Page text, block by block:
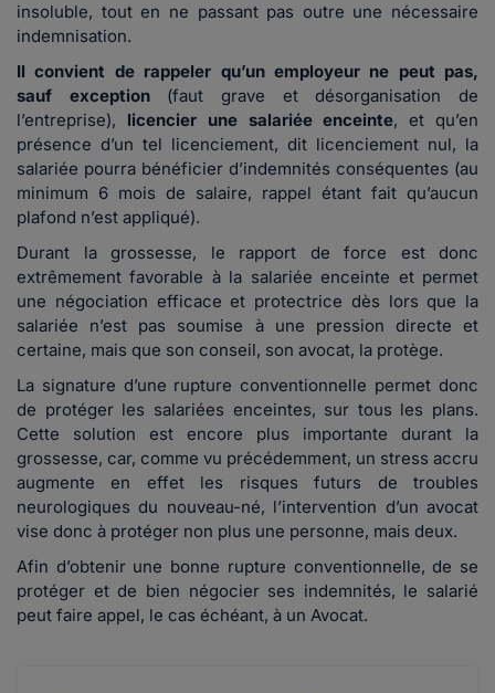
insoluble, tout en ne passant pas outre une nécessaire
indemnisation.
Il convient de rappeler qu’un employeur ne peut pas,
sauf exception(faut grave et désorganisation de
l’entreprise), licencier une salariée enceinte, et qu’en
présence d’un tel licenciement, dit licenciement nul, la
salariée pourra bénéficier d’indemnités conséquentes (au
minimum 6 mois de salaire, rappel étant fait qu’aucun
plafond n’est appliqué).
Durant la grossesse, le rapport de force est donc
extrêmement favorable à la salariée enceinte et permet
une négociation efficace et protectrice dès lors que la
salariée n’est pas soumise à une pression directe et
certaine, mais que son conseil, son avocat, la protège.
La signature d’une rupture conventionnelle permet donc
de protéger les salariées enceintes, sur tous les plans.
Cette solution est encore plus importante durant la
grossesse, car, comme vu précédemment, un stress accru
augmente en effet les risques futurs de troubles
neurologiques du nouveau-né, l’intervention d’un avocat
vise donc à protéger non plus une personne, mais deux.
Afin d’obtenir une bonne rupture conventionnelle, de se
protéger et de bien négocier ses indemnités, le salarié
peut faire appel, le cas échéant, à un Avocat.